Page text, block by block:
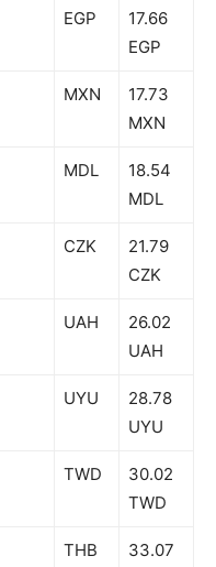
EGP
17.66
EGP
MXN
17.73
MXN
MDL
18.54
MDL
CZK
21.79
CZK
UAH
26.02
UAH
UYU
28.78
UYU
TWD
30.02
TWD
THB
33.07